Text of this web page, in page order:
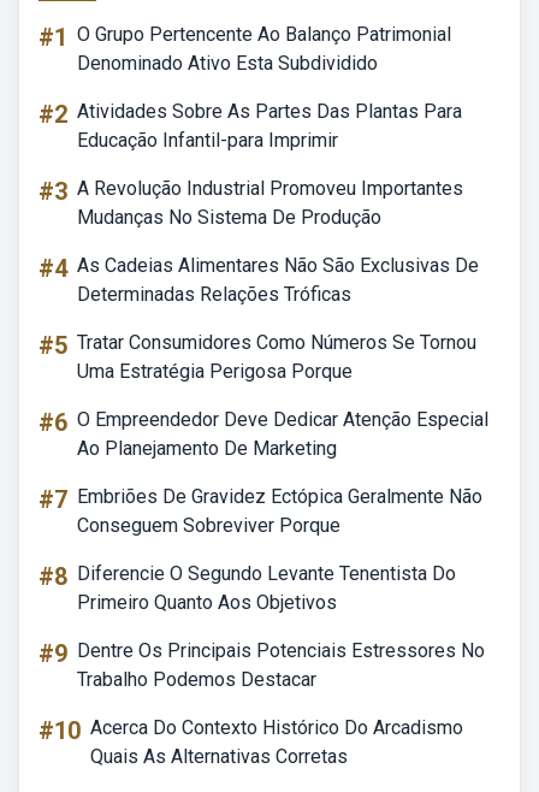
#1 O Grupo Pertencente Ao Balanço Patrimonial
Denominado Ativo Esta Subdividido
#2 Atividades Sobre As Partes Das Plantas Para
Educação Infantil-para Imprimir
#3 A Revolução Industrial Promoveu Importantes
Mudanças No Sistema De Produção
#4 As Cadeias Alimentares Não São Exclusivas De
Determinadas Relações Tróficas
#5 Tratar Consumidores Como Números Se Tornou
Uma Estratégia Perigosa Porque
#6 O Empreendedor Deve Dedicar Atenção Especial
Ao Planejamento De Marketing
#7 Embriões De Gravidez Ectópica Geralmente Não
Conseguem Sobreviver Porque
#8 Diferencie O Segundo Levante Tenentista Do
Primeiro Quanto Aos Objetivos
#9 Dentre Os Principais Potenciais Estressores No
Trabalho Podemos Destacar
#10 Acerca Do Contexto Histórico Do Arcadismo
Quais As Alternativas Corretas